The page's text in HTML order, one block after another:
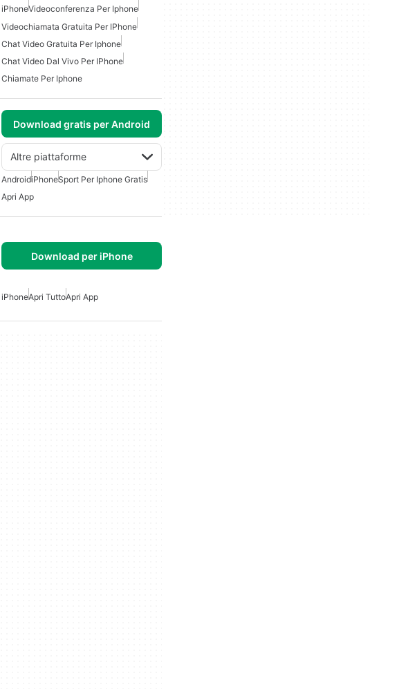
iPhoneVideoconferenza Per Iphone
Videochiamata Gratuita Per IPhone
Chat Video Gratuita Per Iphone
Chat Video Dal Vivo Per IPhone
Chiamate Per Iphone
Download gratis per Android
Altre piattaforme
AndroidiPhoneSport Per Iphone Gratis
Apri App
Download per iPhone
iPhoneApri TuttoApri App